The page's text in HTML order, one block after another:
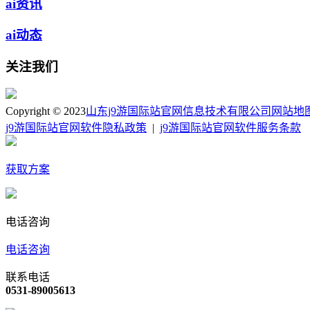
ai资讯
ai动态
关注我们
Copyright © 2023山东j9游国际站官网信息技术有限公司 网站地
j9游国际站官网软件隐私政策 | j9游国际站官网软件服务条款
获取方案
电话咨询
电话咨询
联系电话
0531-89005613